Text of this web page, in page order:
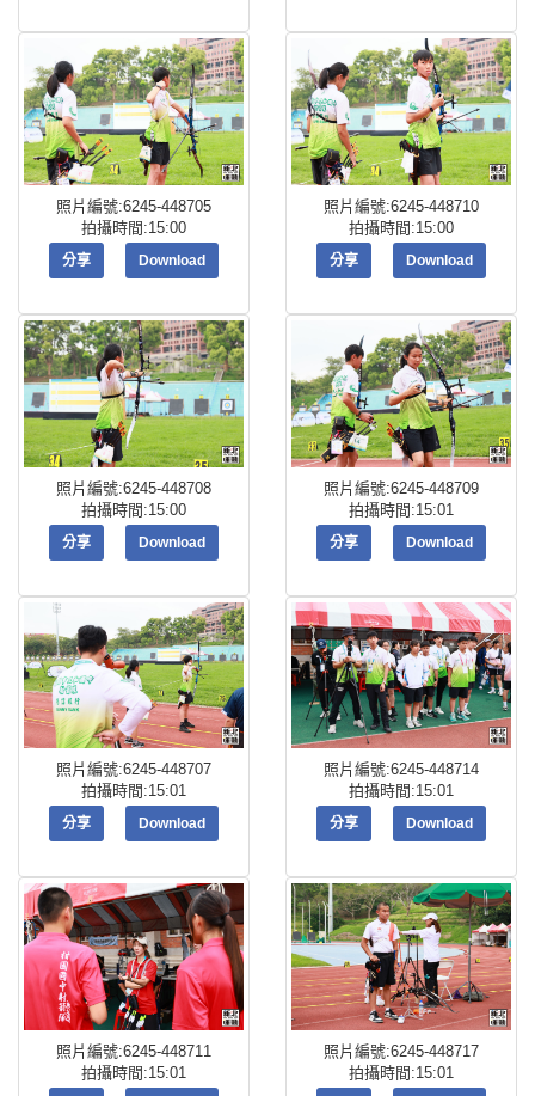
照片編號:6245-448705
拍攝時間:15:00
分享 Download
照片編號:6245-448710
拍攝時間:15:00
分享 Download
照片編號:6245-448708
拍攝時間:15:00
分享 Download
照片編號:6245-448709
拍攝時間:15:01
分享 Download
照片編號:6245-448707
拍攝時間:15:01
分享 Download
照片編號:6245-448714
拍攝時間:15:01
分享 Download
照片編號:6245-448711
拍攝時間:15:01
照片編號:6245-448717
拍攝時間:15:01